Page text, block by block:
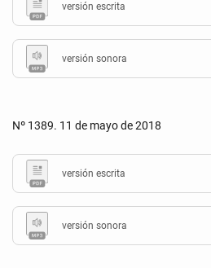
versión escrita
versión sonora
Nº 1389. 11 de mayo de 2018
versión escrita
versión sonora